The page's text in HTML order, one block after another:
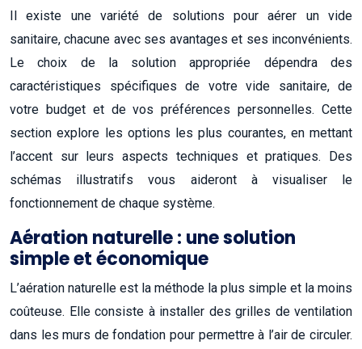
Il existe une variété de solutions pour aérer un vide
sanitaire, chacune avec ses avantages et ses inconvénients.
Le choix de la solution appropriée dépendra des
caractéristiques spécifiques de votre vide sanitaire, de
votre budget et de vos préférences personnelles. Cette
section explore les options les plus courantes, en mettant
l’accent sur leurs aspects techniques et pratiques. Des
schémas illustratifs vous aideront à visualiser le
fonctionnement de chaque système.
Aération naturelle : une solution
simple et économique
L’aération naturelle est la méthode la plus simple et la moins
coûteuse. Elle consiste à installer des grilles de ventilation
dans les murs de fondation pour permettre à l’air de circuler.